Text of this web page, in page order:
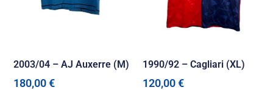
2003/04 – AJ Auxerre (M)
180,00€
1990/92 – Cagliari (XL)
120,00€